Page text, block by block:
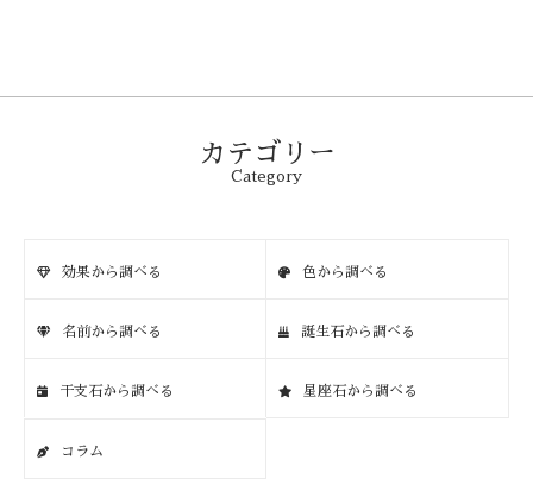
カテゴリー
Category
効果から調べる 色から調べる
名前から調べる 誕生石から調べる
干支石から調べる 星座石から調べる
コラム